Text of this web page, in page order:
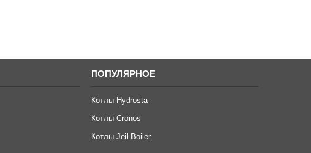
ПОПУЛЯРНОЕ
Котлы Hydrosta
Котлы Cronos
Котлы Jeil Boiler